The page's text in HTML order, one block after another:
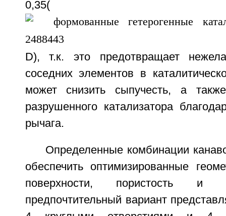
0,35(
D), т.к. это предотвращает
соседних элементов в
может снизить сыпучесть, а
разрушенного катализатора
рычага.
Определенные комбинации
обеспечить оптимизированные
поверхности, пористость и
предпочтительный вариант